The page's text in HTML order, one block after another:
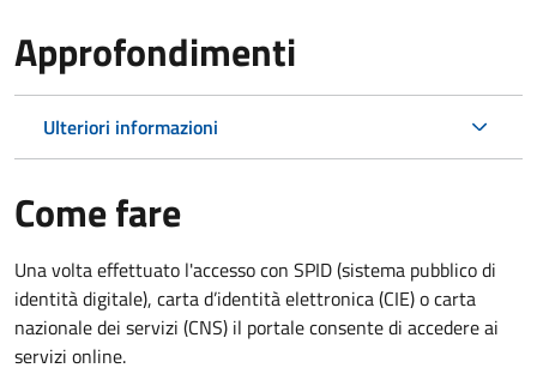
Approfondimenti
Ulteriori informazioni
Come fare
Una volta effettuato l'accesso con SPID (sistema pubblico di
identità digitale), carta d’identità elettronica (CIE) o carta
nazionale dei servizi (CNS) il portale consente di accedere ai
servizi online.